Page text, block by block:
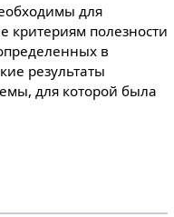
для
критериям полезности
в
результаты
для которой была